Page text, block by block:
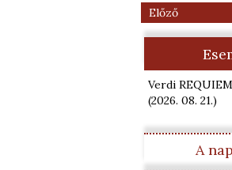
Előző
Verdi
(2026. 08. 21.)
A